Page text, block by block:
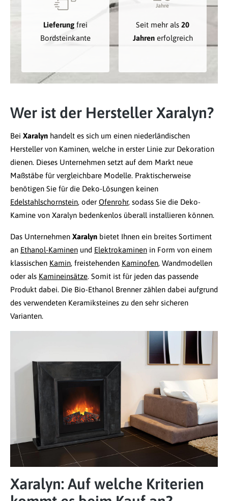
Lieferung frei
Bordsteinkante
Seit mehr als 20
Jahrenerfolgreich
Wer ist der Hersteller Xaralyn?
Bei Xaralyn handelt es sich um einen niederländischen
Hersteller von Kaminen, welche in erster Linie zur Dekoration
dienen. Dieses Unternehmen setzt auf dem Markt neue
Maßstäbe für vergleichbare Modelle. Praktischerweise
benötigen Sie für die Deko-Lösungen keinen
Edelstahlschornstein, oder Ofenrohr, sodass Sie die Deko-
Kamine von Xaralyn bedenkenlos überall installieren können.
Das Unternehmen Xaralyn bietet Ihnen ein breites Sortiment
an Ethanol-Kaminen und Elektrokaminen in Form von einem
klassischen Kamin, freistehenden Kaminofen, Wandmodellen
oder als Kamineinsätze. Somit ist für jeden das passende
Produkt dabei. Die Bio-Ethanol Brenner zählen dabei aufgrund
des verwendeten Keramiksteines zu den sehr sicheren
Varianten.
Xaralyn: Auf welche Kriterien